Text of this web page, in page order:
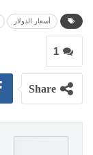
أسعار الدولار
1
Share